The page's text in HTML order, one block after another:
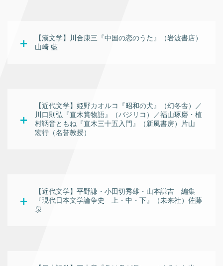
【漢文学】川合康三『中国の恋のうた』（岩波書店）
山崎 藍
【近代文学】姫野カオルコ『昭和の犬』（幻冬舎）／
川口則弘『直木賞物語』（バジリコ）／福山琢磨・植
村鞆音ともね『直木三十五入門』（新風書房）片山
宏行（名誉教授）
【近代文学】平野謙・小田切秀雄・山本謙吉　編集
『現代日本文学論争史　上・中・下』（未来社）佐藤
泉